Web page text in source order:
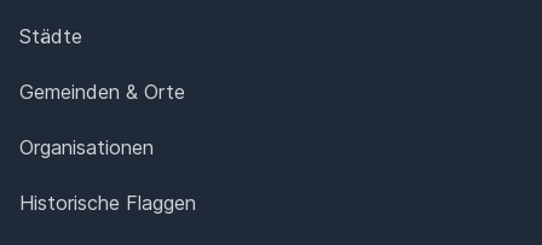
Städte
Gemeinden & Orte
Organisationen
Historische Flaggen